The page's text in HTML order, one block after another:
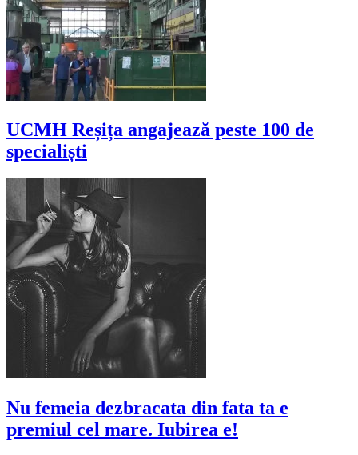
UCMH Reșița angajează peste 100 de
specialiști
Nu femeia dezbracata din fata ta e
premiul cel mare. Iubirea e!